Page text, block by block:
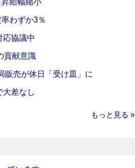
昇給幅縮小
わずか3％
応協議中
貢献意識
販売が休日「受け皿」に
大差なし
もっと見る »